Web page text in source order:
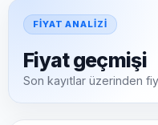
FIYAT ANALIZI
Fiyat geçmişi
Son kayıtlar üzerinden